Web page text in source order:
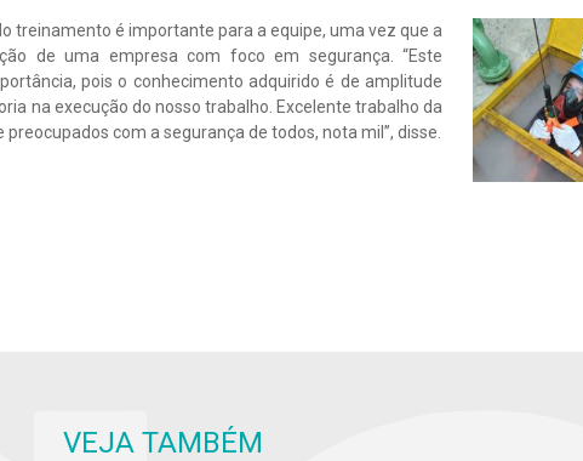
treinamento é importante para a equipe, uma vez que a
de uma empresa com foco em segurança. “Este
pois o conhecimento adquirido é de amplitude
na execução do nosso trabalho. Excelente trabalho da
com a segurança de todos, nota mil”, disse.
VEJA TAMBÉM